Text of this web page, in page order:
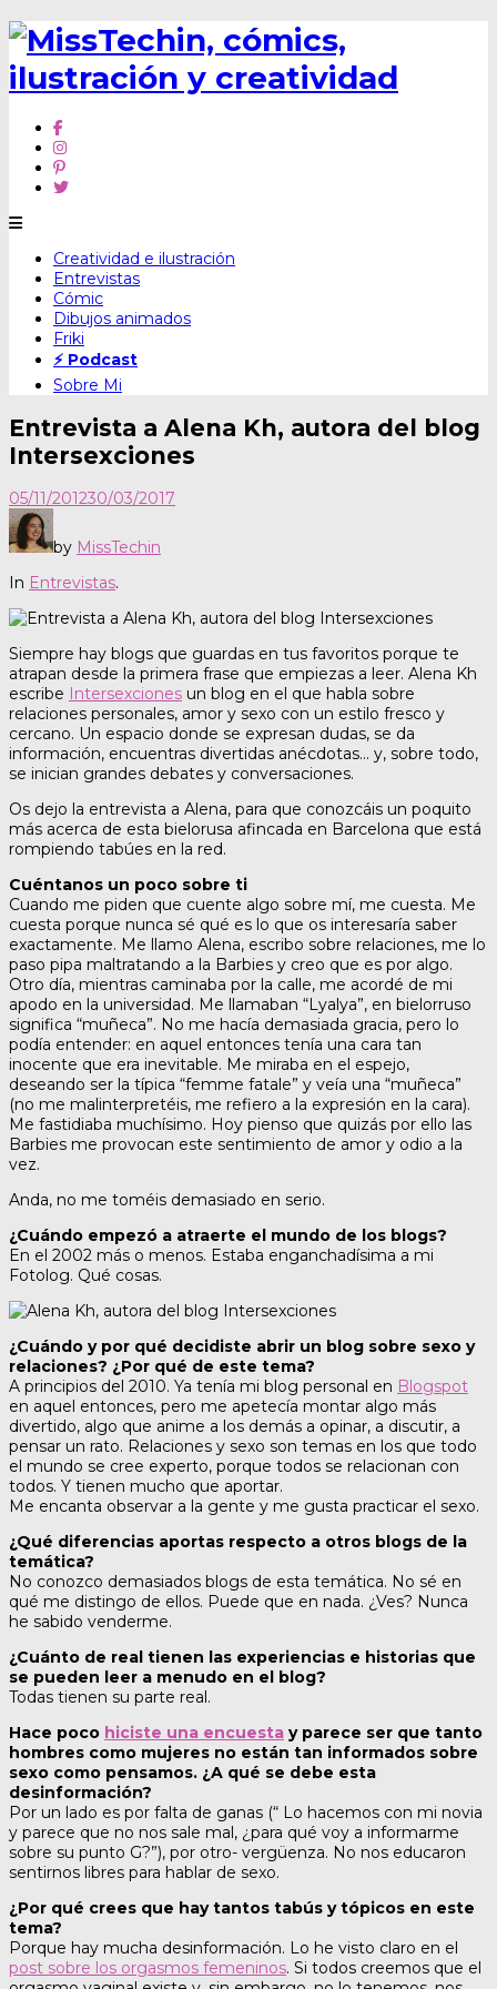
Skip
content
Creatividad e ilustración
Entrevistas
Cómic
Dibujos animados
Friki
⚡ Podcast
Sobre Mi
Entrevista a Alena Kh, autora del blog
Intersexciones
05/11/201230/03/2017
by MissTechin
In Entrevistas.
Siempre hay blogs que guardas en tus favoritos porque te
atrapan desde la primera frase que empiezas a leer. Alena Kh
escribe
Intersexciones un blog en el que habla sobre
relaciones personales, amor y sexo con un estilo fresco y
cercano. Un espacio donde se expresan dudas, se da
información, encuentras divertidas anécdotas… y, sobre todo,
se inician grandes debates y conversaciones.
Os dejo la entrevista a Alena, para que conozcáis un poquito
más acerca de esta bielorusa afincada en Barcelona que está
rompiendo tabúes en la red.
Cuéntanos un poco sobre ti
Cuando me piden que cuente algo sobre mí, me cuesta. Me
cuesta porque nunca sé qué es lo que os interesaría saber
exactamente. Me llamo Alena, escribo sobre relaciones, me lo
paso pipa maltratando a la Barbies y creo que es por algo.
Otro día, mientras caminaba por la calle, me acordé de mi
apodo en la universidad. Me llamaban “Lyalya”, en bielorruso
significa “muñeca”. No me hacía demasiada gracia, pero lo
podía entender: en aquel entonces tenía una cara tan
inocente que era inevitable. Me miraba en el espejo,
deseando ser la típica “femme fatale” y veía una “muñeca”
(no me malinterpretéis, me refiero a la expresión en la cara).
Me fastidiaba muchísimo. Hoy pienso que quizás por ello las
Barbies me provocan este sentimiento de amor y odio a la
vez.
Anda, no me toméis demasiado en serio.
¿Cuándo empezó a atraerte el mundo de los blogs?
En el 2002 más o menos. Estaba enganchadísima a mi
Fotolog. Qué cosas.
¿Cuándo y por qué decidiste abrir un blog sobre sexo y
relaciones? ¿Por qué de este tema?
A principios del 2010. Ya tenía mi blog personal en Blogspot
en aquel entonces, pero me apetecía montar algo más
divertido, algo que anime a los demás a opinar, a discutir, a
pensar un rato. Relaciones y sexo son temas en los que todo
el mundo se cree experto, porque todos se relacionan con
todos. Y tienen mucho que aportar.
Me encanta observar a la gente y me gusta practicar el sexo.
¿Qué diferencias aportas respecto a otros blogs de la
temática?
No conozco demasiados blogs de esta temática. No sé en
qué me distingo de ellos. Puede que en nada. ¿Ves? Nunca
he sabido venderme.
¿Cuánto de real tienen las experiencias e historias que
se pueden leer a menudo en el blog?
Todas tienen su parte real.
Hace poco hiciste una encuesta y parece ser que tanto
hombres como mujeres no están tan informados sobre
sexo como pensamos. ¿A qué se debe esta
desinformación?
Por un lado es por falta de ganas (“ Lo hacemos con mi novia
y parece que no nos sale mal, ¿para qué voy a informarme
sobre su punto G?”), por otro- vergüenza. No nos educaron
sentirnos libres para hablar de sexo.
¿Por qué crees que hay tantos tabús y tópicos en este
tema?
Porque hay mucha desinformación. Lo he visto claro en el
post sobre los orgasmos femeninos. Si todos creemos que el